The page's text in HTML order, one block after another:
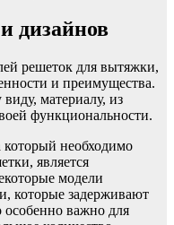
дизайнов
решеток для вытяжки,
и преимущества.
материалу, из
функциональности.
необходимо
является
модели
которые задерживают
важно для